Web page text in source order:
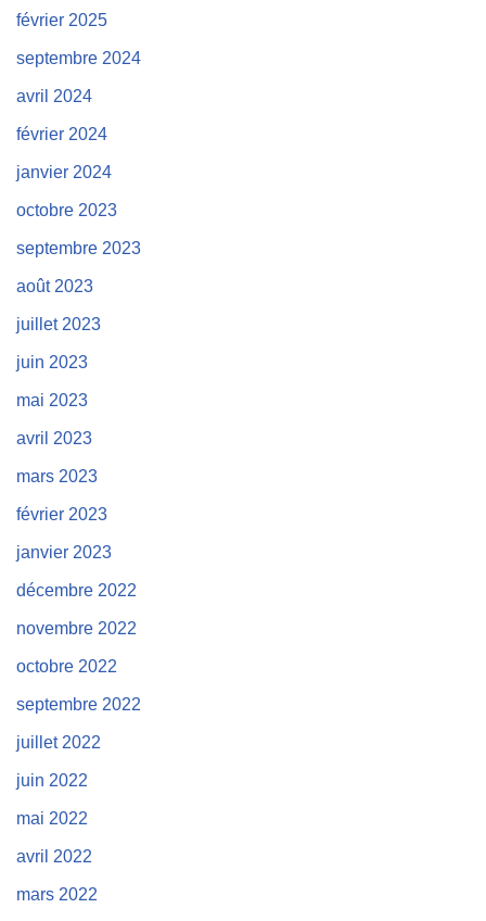
février 2025
septembre 2024
avril 2024
février 2024
janvier 2024
octobre 2023
septembre 2023
août 2023
juillet 2023
juin 2023
mai 2023
avril 2023
mars 2023
février 2023
janvier 2023
décembre 2022
novembre 2022
octobre 2022
septembre 2022
juillet 2022
juin 2022
mai 2022
avril 2022
mars 2022